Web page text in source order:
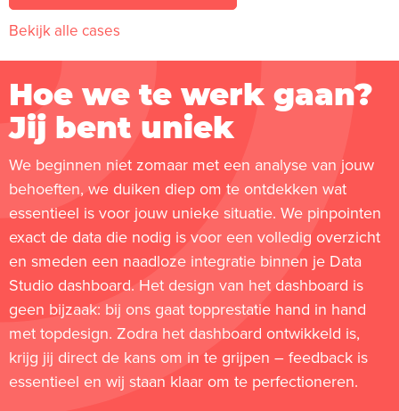
Bekijk alle cases
Hoe we te werk gaan?
Jij bent uniek
We beginnen niet zomaar met een analyse van jouw
behoeften, we duiken diep om te ontdekken wat
essentieel is voor jouw unieke situatie. We pinpointen
exact de data die nodig is voor een volledig overzicht
en smeden een naadloze integratie binnen je Data
Studio dashboard. Het design van het dashboard is
geen bijzaak: bij ons gaat topprestatie hand in hand
met topdesign. Zodra het dashboard ontwikkeld is,
krijg jij direct de kans om in te grijpen – feedback is
essentieel en wij staan klaar om te perfectioneren.